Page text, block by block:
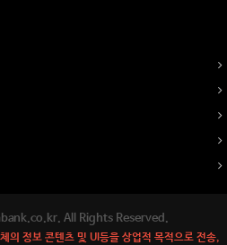
All Rights Reserved.
의 정보 콘텐츠 및 UI등을 상업적 목적으로 전송,